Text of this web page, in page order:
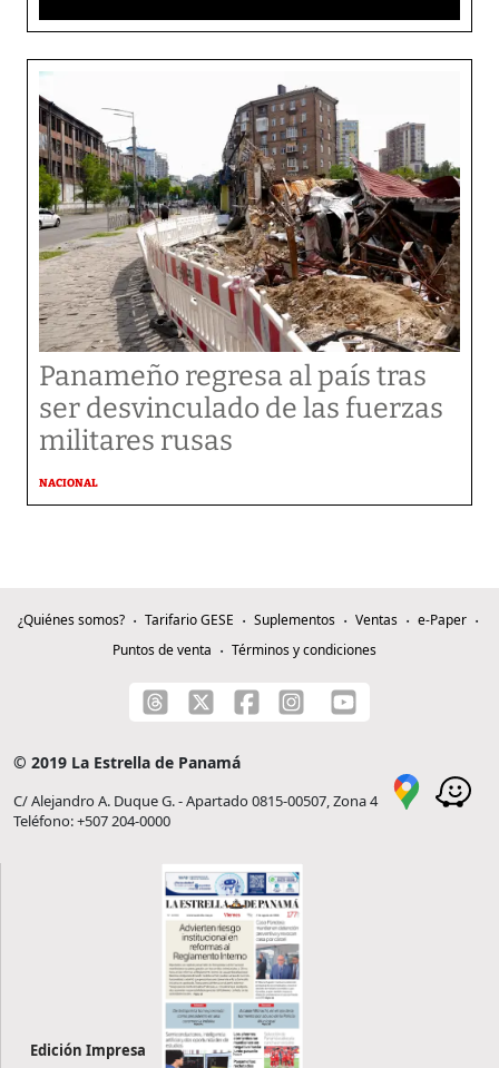
Panameño regresa al país tras
ser desvinculado de las fuerzas
militares rusas
NACIONAL
¿Quiénes somos? Tarifario GESE Suplementos Ventas
e-Paper
Puntos de venta
Términos y condiciones
© 2019 La Estrella de Panamá
C/ Alejandro A. Duque G. - Apartado 0815-00507, Zona 4
Teléfono: +507 204-0000
Edición Impresa